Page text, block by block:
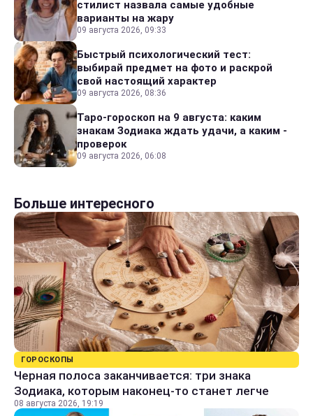
стилист назвала самые удобные
варианты на жару
09 августа 2026, 09:33
Быстрый психологический тест:
выбирай предмет на фото и раскрой
свой настоящий характер
09 августа 2026, 08:36
Таро-гороскоп на 9 августа: каким
знакам Зодиака ждать удачи, а каким -
проверок
09 августа 2026, 06:08
Больше интересного
ГОРОСКОПЫ
Черная полоса заканчивается: три знака
Зодиака, которым наконец-то станет легче
08 августа 2026, 19:19